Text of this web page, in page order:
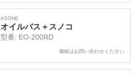
ASONE
オイルバス＋スノコ
型番: EO-200RD
価格はお問い合わせください